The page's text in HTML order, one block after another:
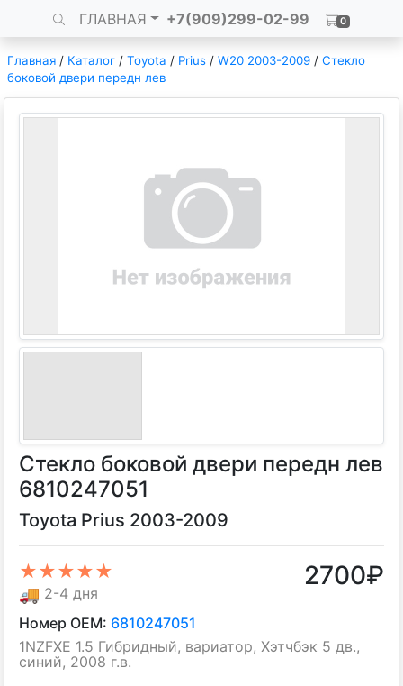
ГЛАВНАЯ +7(909)299-02-99 0
Главная / Каталог / Toyota / Prius / W20 2003-2009 / Стекло
боковой двери передн лев
Стекло боковой двери передн лев
6810247051
Toyota Prius 2003-2009
★★★★★
🚚 2-4 дня
2700₽
Номер OEM: 6810247051
1NZFXE 1.5 Гибридный, вариатор, Хэтчбэк 5 дв.,
синий, 2008 г.в.